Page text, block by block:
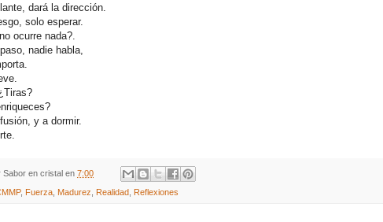
dará la dirección.
solo esperar.
ocurre nada?.
nadie habla,
y a dormir.
Sabor en cristal en 7:00
, Fuerza Madurez Realidad Reflexiones